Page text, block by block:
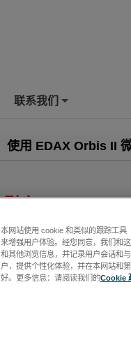
联系我们
使用 EDAX Orbis II
引言
法医玻璃分析是刑事调查中
罪的案件中。准确确定玻璃
起来。EDAX
®Orbis™II 微束
损的解决方案，有效应对法
分析技术：微束
微束X射线荧光（Micro-
本网站使用 cookie 和类似的跟踪工具
来增强用户体验。经您同意，我们和
和其他浏览信息，并记录用户会话和
户，提供个性化体验，并在本网站和
好。更多信息：请阅读我们的Cookie